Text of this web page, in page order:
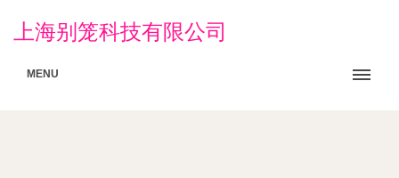
上海别笼科技有限公司
MENU